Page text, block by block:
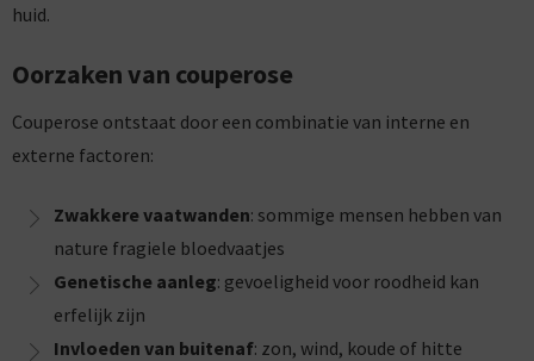
huid.
Oorzaken van couperose
Couperose ontstaat door een combinatie van interne en
externe factoren:
Zwakkere vaatwanden: sommige mensen hebben van
nature fragiele bloedvaatjes
Genetische aanleg: gevoeligheid voor roodheid kan
erfelijk zijn
Invloeden van buitenaf: zon, wind, koude of hitte